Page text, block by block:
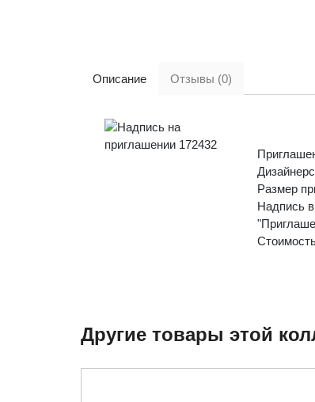
Описание Отзывы (0)
Размер
Надпись
Другие товары этой